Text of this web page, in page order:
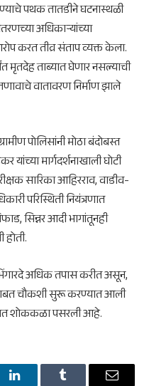
पथक तातडीने घटनास्थळी
अधिकाऱ्यांच्या
करत तीव्र संताप व्यक्त केला.
मृतदेह ताब्यात घेणार नसल्याची
वातावरण निर्माण झाले
पोलिसांनी मोठा बंदोबस्त
मार्गदर्शनाखाली घोटी
सारिका आहिरराव, वाडीव-
परिस्थिती नियंत्रणात
सिन्नर आदी भागांतूनही
भिंगारदे अधिक तपास करीत असून,
चौकशी सुरू करण्यात आली
शोककळा पसरली आहे.